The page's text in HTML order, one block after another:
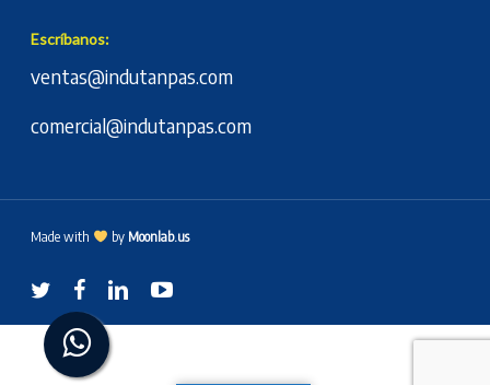
Escríbanos:
ventas@indutanpas.com
comercial@indutanpas.com
Made with by Moonlab.us
twitter facebooklinkedin youtube